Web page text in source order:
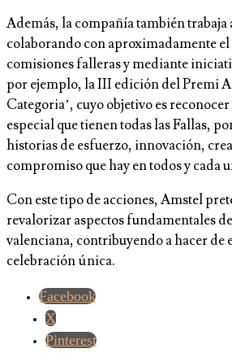
Además, la compañía también trabaja
colaborando con aproximadamente el
comisiones falleras y mediante
por ejemplo, la III edición del Premi
Categoria’, cuyo objetivo es
especial que tienen todas las Fallas,
historias de esfuerzo, innovación,
compromiso que hay en todos y cada
Con este tipo de acciones, Amstel
revalorizar aspectos fundamentales
valenciana, contribuyendo a hacer de
celebración única.
Facebook
X
Pinterest